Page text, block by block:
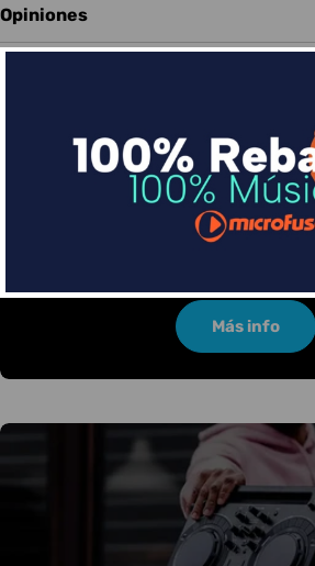
Opiniones
Financia tus compras
Divide en 3 sin coste o hasta en
Más info